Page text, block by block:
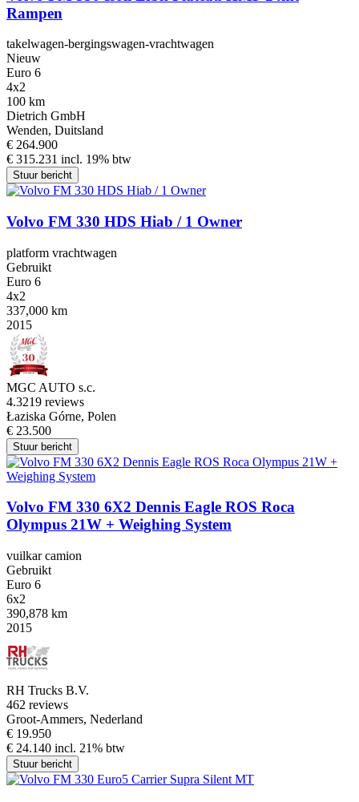
Rampen
takelwagen-bergingswagen-vrachtwagen
Nieuw
Euro 6
4x2
100 km
Dietrich GmbH
Wenden, Duitsland
€ 264.900
€ 315.231 incl. 19% btw
Stuur bericht
Volvo FM 330 HDS Hiab / 1 Owner
platform vrachtwagen
Gebruikt
Euro 6
4x2
337,000 km
2015
MGC AUTO s.c.
4.3219 reviews
Łaziska Górne, Polen
€ 23.500
Stuur bericht
Volvo FM 330 6X2 Dennis Eagle ROS Roca
Olympus 21W + Weighing System
vuilkar camion
Gebruikt
Euro 6
6x2
390,878 km
2015
RH Trucks B.V.
462 reviews
Groot-Ammers, Nederland
€ 19.950
€ 24.140 incl. 21% btw
Stuur bericht